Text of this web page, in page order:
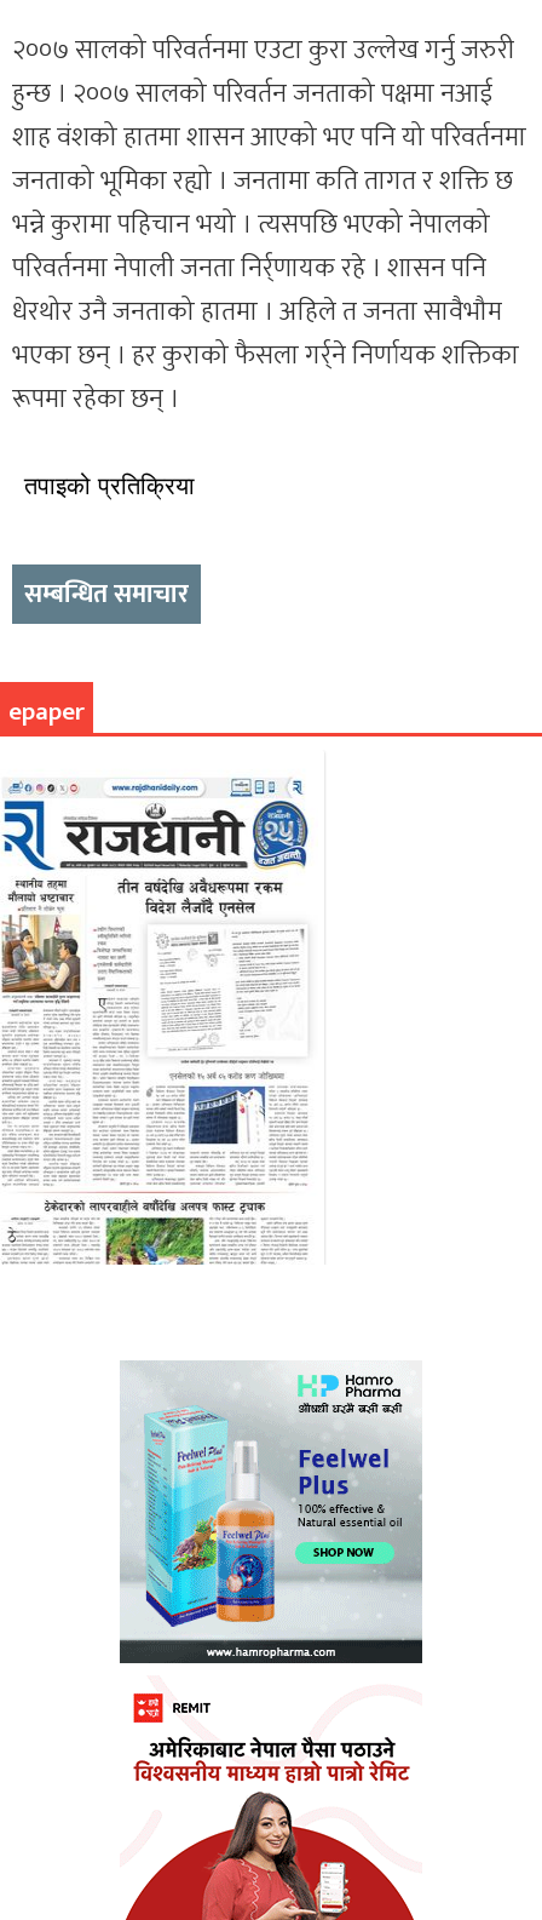
२००७ सालको परिवर्तनमा एउटा कुरा उल्लेख गर्नु जरुरी
हुन्छ । २००७ सालको परिवर्तन जनताको पक्षमा नआई
शाह वंशको हातमा शासन आएको भए पनि यो परिवर्तनमा
जनताको भूमिका रह्यो । जनतामा कति तागत र शक्ति छ
भन्ने कुरामा पहिचान भयो । त्यसपछि भएको नेपालको
परिवर्तनमा नेपाली जनता निर्र्णायक रहे । शासन पनि
धेरथोर उनै जनताको हातमा । अहिले त जनता सावैभौम
भएका छन् । हर कुराको फैसला गर्र्ने निर्णायक शक्तिका
रूपमा रहेका छन् ।
तपाइको प्रतिक्रिया
सम्बन्धित समाचार
epaper